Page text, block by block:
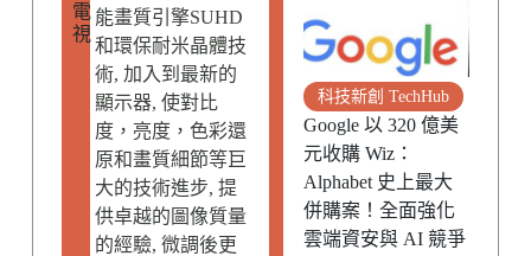
電
視
能畫質引擎SUHD
和環保耐米晶體技
術, 加入到最新的
顯示器, 使對比
度，亮度，色彩還
原和畫質細節等巨
大的技術進步, 提
供卓越的圖像質量
的經驗, 微調後更
科技新創 TechHub
Google 以 320 億美
元收購 Wiz：
Alphabet 史上最大
併購案！全面強化
雲端資安與 AI 競爭